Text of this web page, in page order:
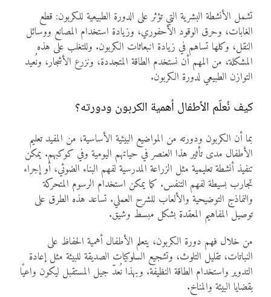
تشمل الأنشطة البشرية التي تؤثر على الدورة الطبيعية للكربون: قطع
الغابات، وحرق الوقود الأحفوري، وزيادة استخدام المصانع ووسائل
النقل، وكلها تساهم في زيادة انبعاثات الكربون. وللتغلب على هذه
المشكلة، من المهم أن نستخدم الطاقة المتجددة، ونزرع الأشجار، ونُعيد
التوازن الطبيعي لدورة الكربون.
كيف نُعلّم الأطفال أهمية الكربون ودورته؟
بما أن الكربون ودورته من المواضيع البيئية الأساسية، من المفيد تعليم
الأطفال مدى تأثير هذا العنصر في حياتهم اليومية وفي كوكبهم. يمكن
تنفيذ أنشطة تعليمية مثل الزراعة المدرسية لفهم البناء الضوئي، أو إجراء
تجارب بسيطة لفهم التنفس. كما يمكن استخدام الرسوم المتحركة
والنماذج التوضيحية والألعاب للشرح العملي. تساعد هذه الطرق على
توصيل المفاهيم المعقدة بشكل مبسط وشيق.
من خلال فهم دورة الكربون، يتعلم الأطفال أهمية الحفاظ على
النباتات، تقليل التلوث، وتشجيع السلوكيات الصديقة للبيئة مثل إعادة
التدوير واستخدام الطاقة النظيفة. وبهذا نُعدّ جيل المستقبل ليكون واعيًا
بقضايا البيئة والمناخ.